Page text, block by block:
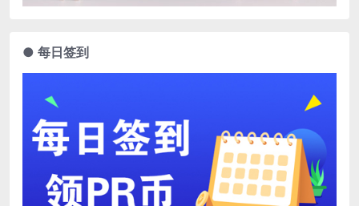
● 每日签到